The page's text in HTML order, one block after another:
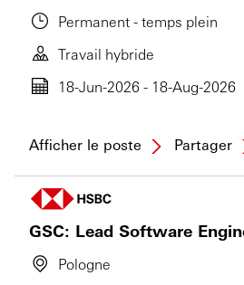
Permanent - temps plein
Travail hybride
18-Jun-2026 - 18-Aug-2026
Afficher le poste Partager
GSC: Lead Software
Pologne